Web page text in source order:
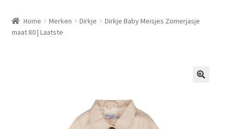
Home Merken Dirkje
Dirkje Baby Meisjes Zomerjasje
maat 80 | Laatste